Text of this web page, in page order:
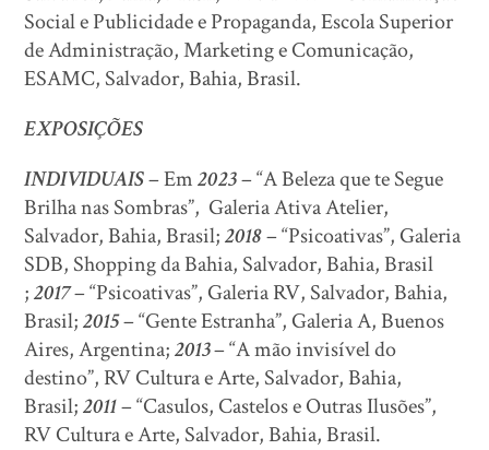
Social e Publicidade e Propaganda, Escola Superior
de Administração, Marketing e Comunicação,
ESAMC, Salvador, Bahia, Brasil.
EXPOSIÇÕES
INDIVIDUAIS– Em2023– “A Beleza que te Segue
Brilha nas Sombras”, Galeria Ativa Atelier,
Salvador, Bahia, Brasil;2018– “Psicoativas”, Galeria
SDB, Shopping da Bahia, Salvador, Bahia, Brasil
;2017– “Psicoativas”, Galeria RV, Salvador, Bahia,
Brasil;2015– “Gente Estranha”, Galeria A, Buenos
Aires, Argentina;2013– “A mão invisível do
destino”, RV Cultura e Arte, Salvador, Bahia,
Brasil;2011– “Casulos, Castelos e Outras Ilusões”,
RV Cultura e Arte, Salvador, Bahia, Brasil.